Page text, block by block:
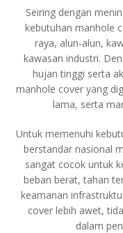
Seiring dengan
kebutuhan manhole
raya, alun-alun,
kawasan industri.
hujan tinggi serta
manhole cover yang
lama, serta
Untuk memenuhi
berstandar nasional
sangat cocok untuk
beban berat, tahan
keamanan
cover lebih awet,
dalam